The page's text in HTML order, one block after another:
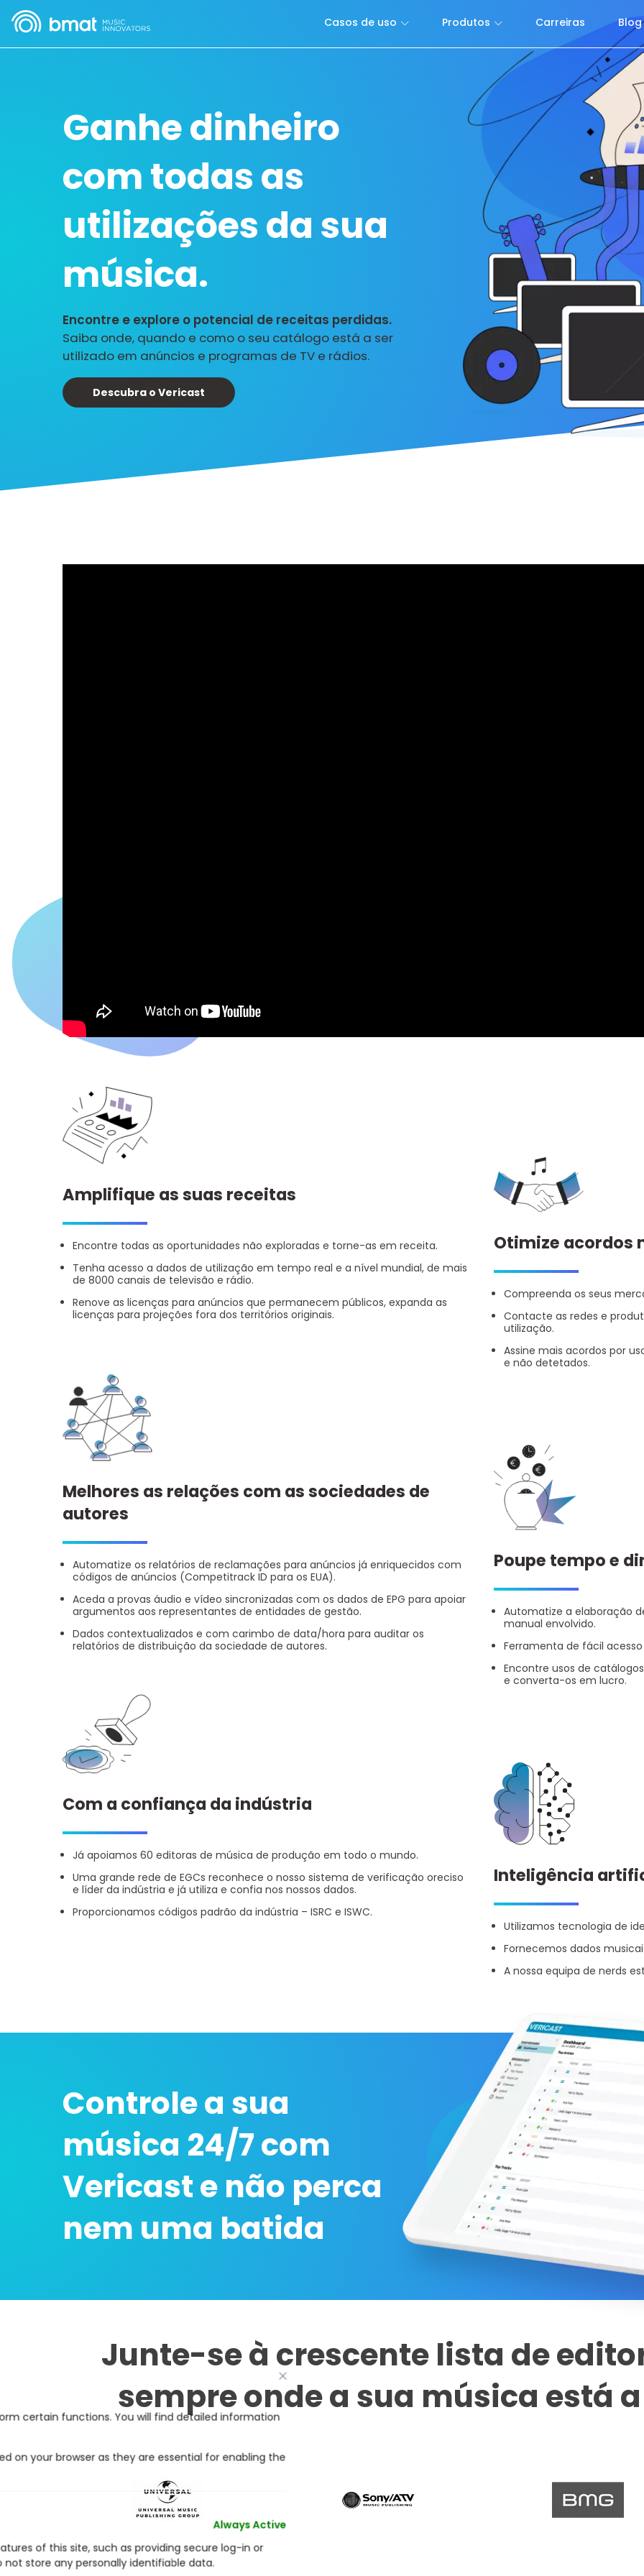
Always Active
of this site, such as providing secure log-in or
store any personally identifiable data.
Casos de uso Produtos Carreiras Blog
Ganhe dinheiro
com todas as
utilizações da sua
música.
Encontre e explore o potencial de receitas perdidas.
Saiba onde, quando e como o seu catálogo está a ser
utilizado em anúncios e programas de TV e rádios.
Descubra o Vericast
Amplifique as suas receitas
Encontre todas as oportunidades não exploradas e torne-as em receita.
Tenha acesso a dados de utilização em tempo real e a nível mundial, de mais
de 8000 canais de televisão e rádio.
Renove as licenças para anúncios que permanecem públicos, expanda as
licenças para projeções fora dos territórios originais.
Otimize acordos
Compreenda os seus
Contacte as redes e
utilização.
Assine mais acordos por
e não detetados.
Melhores as relações com as sociedades de
autores
Automatize os relatórios de reclamações para anúncios já enriquecidos com
códigos de anúncios (Competitrack ID para os EUA).
Aceda a provas áudio e vídeo sincronizadas com os dados de EPG para apoiar
argumentos aos representantes de entidades de gestão.
Dados contextualizados e com carimbo de data/hora para auditar os
relatórios de distribuição da sociedade de autores.
Poupe tempo e
Automatize a elaboração
manual envolvido.
Ferramenta de fácil
Encontre usos de
e converta-os em lucro.
Com a confiança da indústria
Já apoiamos 60 editoras de música de produção em todo o mundo.
Uma grande rede de EGCs reconhece o nosso sistema de verificação oreciso
e líder da indústria e já utiliza e confia nos nossos dados.
Proporcionamos códigos padrão da indústria – ISRC e ISWC.
Inteligência
Utilizamos tecnologia de
Fornecemos dados
A nossa equipa de nerds
Controle a sua
música 24/7 com
Vericast e não perca
nem uma batida
Junte-se à crescente lista de
sempre onde a sua música está